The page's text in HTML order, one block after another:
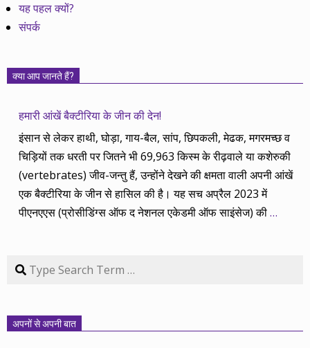
यह पहल क्यों?
संपर्क
क्या आप जानते हैं?
हमारी आंखें बैक्टीरिया के जीन की देन!
इंसान से लेकर हाथी, घोड़ा, गाय-बैल, सांप, छिपकली, मेढक, मगरमच्छ व
चिड़ियों तक धरती पर जितने भी 69,963 किस्म के रीढ़वाले या कशेरुकी
(vertebrates) जीव-जन्तु हैं, उन्होंने देखने की क्षमता वाली अपनी आंखें
एक बैक्टीरिया के जीन से हासिल की है। यह सच अप्रैल 2023 में
पीएनएएस (प्रोसीडिंग्स ऑफ द नेशनल एकेडमी ऑफ साइंसेज) की…
Search
अपनों से अपनी बात